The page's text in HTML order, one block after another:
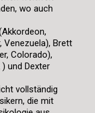
wo auch
Venezuela), Brett
Colorado),
und Dexter
vollständig
die mit